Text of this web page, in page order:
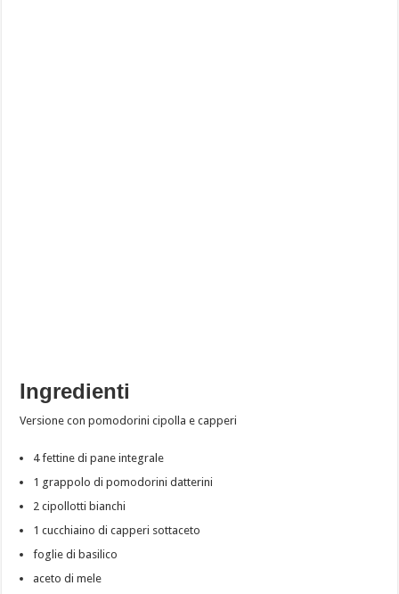
Ingredienti
Versione con pomodorini cipolla e capperi
4 fettine di pane integrale
1 grappolo di pomodorini datterini
2 cipollotti bianchi
1 cucchiaino di capperi sottaceto
foglie di basilico
aceto di mele